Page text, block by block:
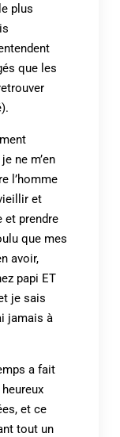
plus
que les
ne m’en
l’homme
et
et prendre
que mes
avoir,
papi ET
je sais
jamais à
a fait
et ce
tout un